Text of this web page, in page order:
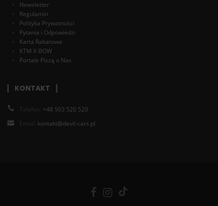
Newsletter
Regulamin
Polityka Prywatności
Pytania i Odpowiedzi
Karta Rabatowa
KTM X-BOW
Portale Piszą o Nas
KONTAKT
Telefon: +48 503 520 520
Email: kontakt@devil-cars.pl